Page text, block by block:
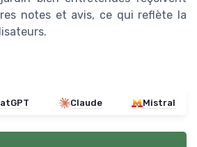
notes et avis, ce qui reflète la
Claude Mistral